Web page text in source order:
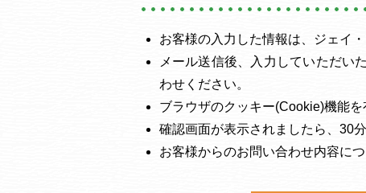
お客様の入力した情報は、ジェイ
メール送信後、入力していただい
わせください。
ブラウザのクッキー(Cookie)機能を
確認画面が表示されましたら、30
お客様からのお問い合わせ内容に